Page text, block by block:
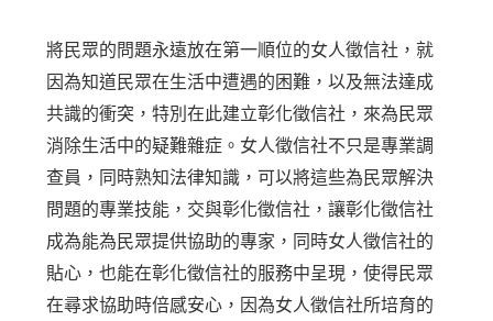
將民眾的問題永遠放在第一順位的女人徵信社，就
因為知道民眾在生活中遭遇的困難，以及無法達成
共識的衝突，特別在此建立彰化徵信社，來為民眾
消除生活中的疑難雜症。女人徵信社不只是專業調
查員，同時熟知法律知識，可以將這些為民眾解決
問題的專業技能，交與彰化徵信社，讓彰化徵信社
成為能為民眾提供協助的專家，同時女人徵信社的
貼心，也能在彰化徵信社的服務中呈現，使得民眾
在尋求協助時倍感安心，因為女人徵信社所培育的